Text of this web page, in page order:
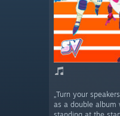
„Turn your
as a double album